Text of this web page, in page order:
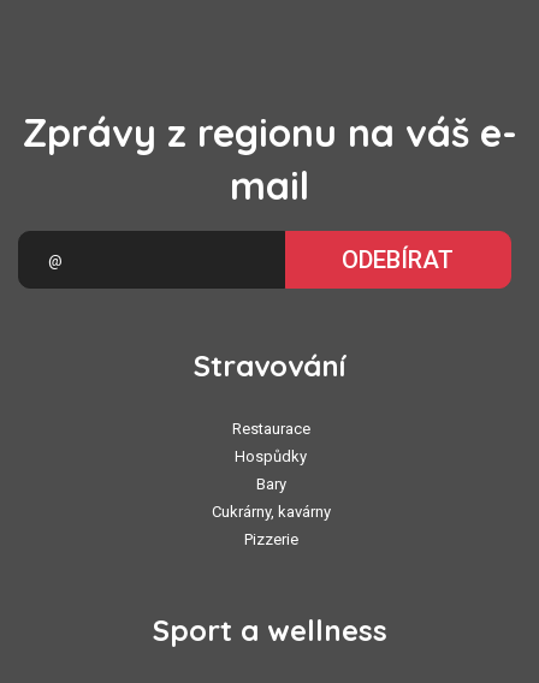
Zprávy z regionu na váš e-
mail
ODEBÍRAT
Stravování
Restaurace
Hospůdky
Bary
Cukrárny, kavárny
Pizzerie
Sport a wellness